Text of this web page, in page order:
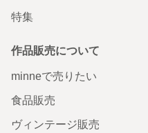
特集
作品販売について
minneで売りたい
食品販売
ヴィンテージ販売